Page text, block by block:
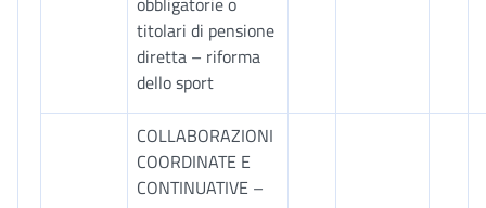
titolari di pensione
diretta – riforma
dello sport
COLLABORAZIONI
COORDINATE E
CONTINUATIVE –